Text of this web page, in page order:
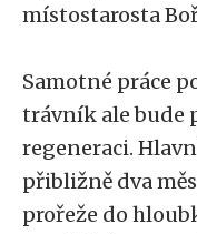
místostarosta
Samotné práce
trávník ale bude
regeneraci.
přibližně dva
prořeže do